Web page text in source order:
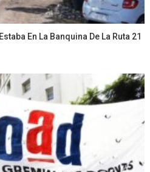
En La Banquina De La Ruta 21